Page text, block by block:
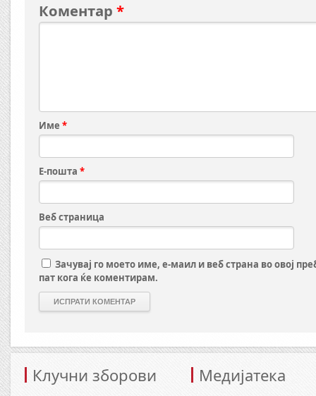
Коментар *
Име *
Е-пошта *
Веб страница
Зачувај го моето име, е-маил и веб страна во овој
пат кога ќе коментирам.
Клучни зборови Медијатека